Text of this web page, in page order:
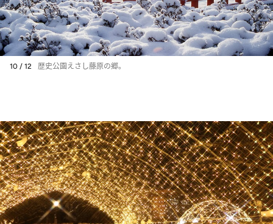
10 / 12 歴史公園えさし藤原の郷。